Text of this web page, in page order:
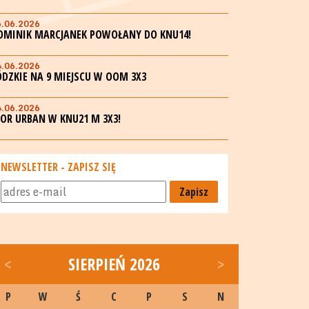
MARCJANEK POWOŁANY DO KNU14!
NA 9 MIEJSCU W OOM 3X3
URBAN W KNU21 M 3X3!
NEWSLETTER - ZAPISZ SIĘ
Zapisz
< SIERPIEŃ 2026 >
P W Ś C P S N